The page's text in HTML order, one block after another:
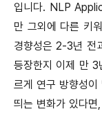
입니다. NLP
만 그외에 다른 키
경향성은 2-3년 전
등장한지 이제 만 3
르게 연구 방향성이
띄는 변화가 있다